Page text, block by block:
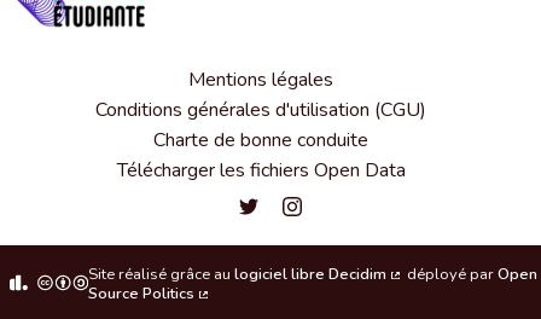
Mentions légales
Conditions générales d'utilisation (CGU)
Charte de bonne conduite
Télécharger les fichiers Open Data
Convention citoyenne étudiante
Convention citoyenne
Site réalisé grâce au logiciel libre Decidim
(Lien externe)
déployé parOpen
Source Politics